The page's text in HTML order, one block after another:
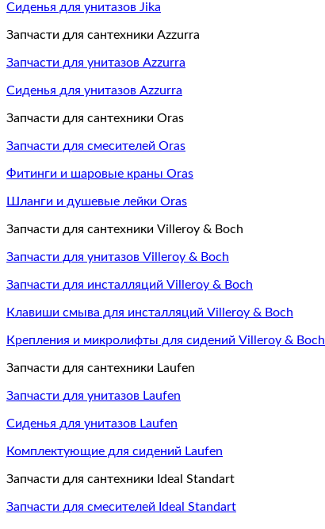
Сиденья для унитазов Jika
Запчасти для сантехники Azzurra
Запчасти для унитазов Azzurra
Сиденья для унитазов Azzurra
Запчасти для сантехники Oras
Запчасти для смесителей Oras
Фитинги и шаровые краны Oras
Шланги и душевые лейки Oras
Запчасти для сантехники Villeroy & Boch
Запчасти для унитазов Villeroy & Boch
Запчасти для инсталляций Villeroy & Boch
Клавиши смыва для инсталляций Villeroy & Boch
Крепления и микролифты для сидений Villeroy & Boch
Запчасти для сантехники Laufen
Запчасти для унитазов Laufen
Сиденья для унитазов Laufen
Комплектующие для сидений Laufen
Запчасти для сантехники Ideal Standart
Запчасти для смесителей Ideal Standart